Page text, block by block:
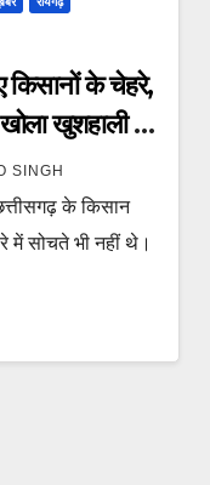
किसानों के चेहरे,
खुशहाली का
SINGH
के किसान
में सोचते भी नहीं थे।